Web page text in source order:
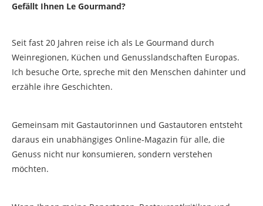
Gefällt Ihnen Le Gourmand?
Seit fast 20 Jahren reise ich als Le Gourmand durch
Weinregionen, Küchen und Genusslandschaften Europas.
Ich besuche Orte, spreche mit den Menschen dahinter und
erzähle ihre Geschichten.
Gemeinsam mit Gastautorinnen und Gastautoren entsteht
daraus ein unabhängiges Online-Magazin für alle, die
Genuss nicht nur konsumieren, sondern verstehen
möchten.